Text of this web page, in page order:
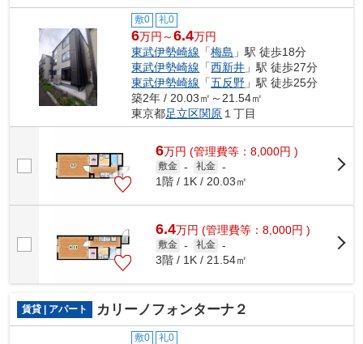
敷0 礼0
6万円～6.4万円
東武伊勢崎線 「梅島 」駅 徒歩18分
東武伊勢崎線 「西新井 」駅 徒歩27分
東武伊勢崎線 「五反野 」駅 徒歩25分
築2年 / 20.03㎡～21.54㎡
東京都足立区関原 １丁目
6万円 (管理費等：8,000円 )
敷金 - 礼金 -
1階 / 1K / 20.03㎡
6.4万円 (管理費等：8,000円 )
敷金 - 礼金 -
3階 / 1K / 21.54㎡
賃貸 | アパート カリーノフォンターナ２
敷0 礼0